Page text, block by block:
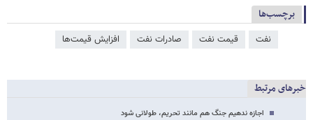
برچسب‌ها
نفت قیمت نفت صادرات نفت افزایش قیمت‌ها
خبرهای مرتبط
اجازه ندهیم جنگ هم مانند تحریم، طولانی شود